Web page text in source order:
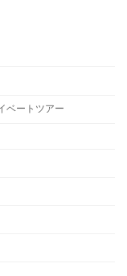
ベートツアー